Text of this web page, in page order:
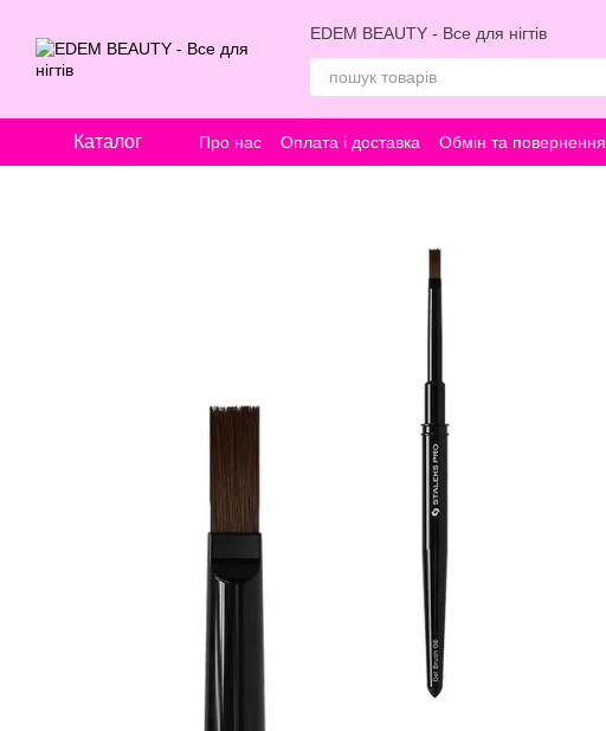
EDEM BEAUTY - Все для нігтів
Каталог Про нас Оплата і доставка Обмін та повернення